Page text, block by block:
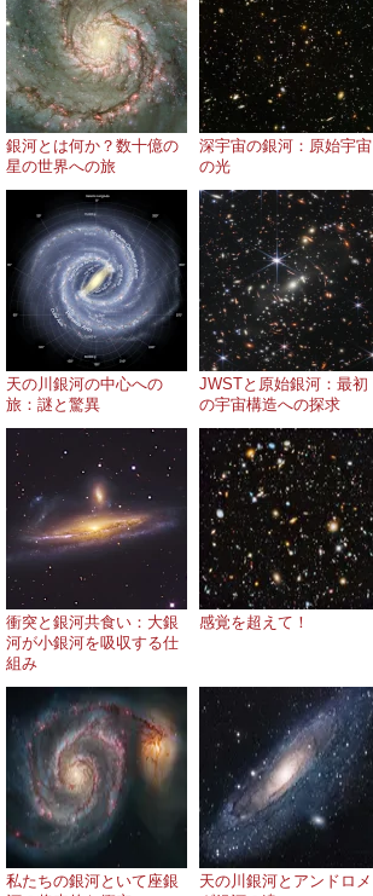
銀河とは何か？数十億の
星の世界への旅
深宇宙の銀河：原始宇宙
の光
天の川銀河の中心への
旅：謎と驚異
JWSTと原始銀河：最初
の宇宙構造への探求
衝突と銀河共食い：大銀
河が小銀河を吸収する仕
組み
感覚を超えて！
私たちの銀河といて座銀
天の川銀河とアンドロメ